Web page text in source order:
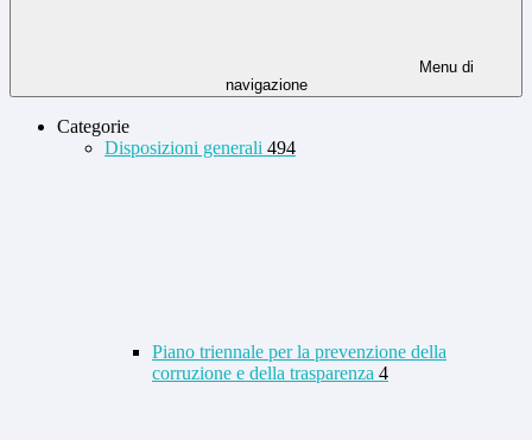
Menu di
navigazione
Categorie
Disposizioni generali 494
Piano triennale per la prevenzione della
corruzione e della trasparenza 4